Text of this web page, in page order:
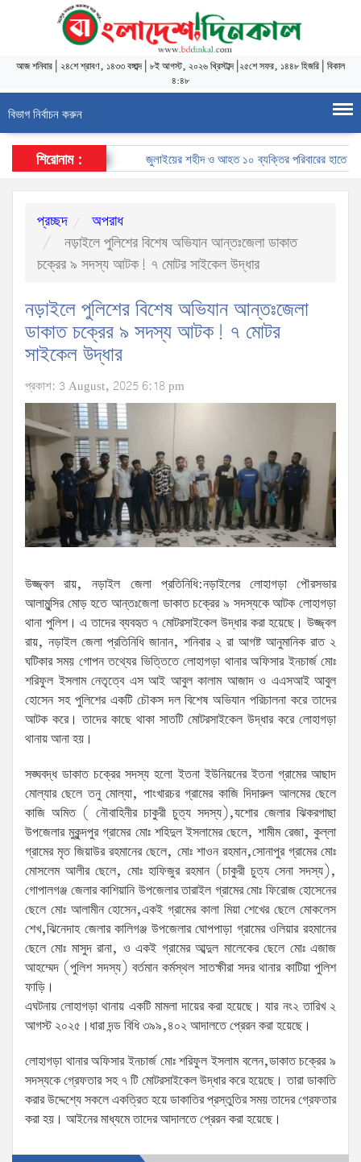
আজশনিবার ২৪শে শ্রাবণ, ১৪৩৩ বঙ্গাব্দ| ৮ই আগস্ট, ২০২৬ খ্রিস্টাব্দ| ২৫শে সফর, ১৪৪৮ হিজরি বিকাল
৪:৪৮
বিভাগ নির্বাচন করুন
শিরোনাম : জুলাইয়ের শহীদ ও আহত ১০ ব্যক্তির পরিবারের হাতে
প্রচ্ছদ
অপরাধ
নড়াইলে পুলিশের বিশেষ অভিযান আন্তঃজেলা ডাকাত
চক্রের ৯ সদস্য আটক! ৭ মোটর সাইকেল উদ্ধার
নড়াইলে পুলিশের বিশেষ অভিযান আন্তঃজেলা
ডাকাত চক্রের ৯ সদস্য আটক! ৭ মোটর
সাইকেল উদ্ধার
প্রকাশ: 3 August, 2025 6:18 pm
উজ্জ্বল রায়, নড়াইল জেলা প্রতিনিধি:নড়াইলের লোহাগড়া পৌরসভার
আলামুন্সির মোড় হতে আন্তঃজেলা ডাকাত চক্রের ৯ সদস্যকে আটক লোহাগড়া
থানা পুলিশ। এ তাদের ব্যবহৃত ৭ মোটরসাইকেল উদ্ধার করা হয়েছে। উজ্জ্বল
রায়, নড়াইল জেলা প্রতিনিধি জানান, শনিবার ২ রা আগষ্ট আনুমানিক রাত ২
ঘটিকার সময় গোপন তথ্যের ভিত্তিতে লোহাগড়া থানার অফিসার ইনচার্জ মোঃ
শরিফুল ইসলাম নেতৃত্বে এস আই আবুল কালাম আজাদ ও এএসআই আবুল
হোসেন সহ পুলিশের একটি চৌকস দল বিশেষ অভিযান পরিচালনা করে তাদের
আটক করে। তাদের কাছে থাকা সাতটি মোটরসাইকেল উদ্ধার করে লোহাগড়া
থানায় আনা হয়।
সঙ্ঘবদ্ধ ডাকাত চক্রের সদস্য হলো ইতনা ইউনিয়নের ইতনা গ্রামের আছাদ
মোল্যার ছেলে তনু মোল্যা, পাংখারচর গ্রামের কাজি দিদারুল আলমের ছেলে
কাজি অমিত ( নৌবাহিনীর চাকুরী চুত্য সদস্য),যশোর জেলার ঝিকরগাছা
উপজেলার মুকুন্দপুর গ্রামের মোঃ শহিদুল ইসলামের ছেলে, শামীম রেজা, কুল্লা
গ্রামের মৃত জিয়াউর রহমানের ছেলে, মোঃ শাওন রহমান,সোনাপুর গ্রামের মোঃ
মোসলেম আলীর ছেলে, মোঃ হাফিজুর রহমান (চাকুরী চুত্য সেনা সদস্য),
গোপালগঞ্জ জেলার কাশিয়ানি উপজেলার তারাইল গ্রামের মোঃ ফিরোজ হোসেনের
ছেলে মোঃ আলামীন হোসেন,একই গ্রামের কালা মিয়া শেখের ছেলে মোকলেস
শেখ,ঝিনেদাহ জেলার কালিগঞ্জ উপজেলার ঘোপপাড়া গ্রামের ওলিয়ার রহমানের
ছেলে মোঃ মাসুদ রানা, ও একই গ্রামের আব্দুল মালেকের ছেলে মোঃ এজাজ
আহম্মেদ (পুলিশ সদস্য) বর্তমান কর্মস্থল সাতক্ষীরা সদর থানার কাটিয়া পুলিশ
ফাড়ি।
এঘটনায় লোহাগড়া থানায় একটি মামলা দায়ের করা হয়েছে। যার নং২ তারিখ ২
আগস্ট ২০২৫।ধারা দন্ড বিধি ৩৯৯,৪০২ আদালতে প্রেরন করা হয়েছে।
লোহাগড়া থানার অফিসার ইনচার্জ মোঃ শরিফুল ইসলাম বলেন,ডাকাত চক্রের ৯
সদস্যকে গ্রেফতার সহ ৭ টি মোটরসাইকেল উদ্ধার করে হয়েছে। তারা ডাকাতি
করার উদ্দেশ্যে সকলে একত্রিত হয়ে ডাকাতির প্রস্তুতির সময় তাদের গ্রেফতার
করা হয়। আইনের মাধ্যমে তাদের আদালতে প্রেরন করা হয়েছে।